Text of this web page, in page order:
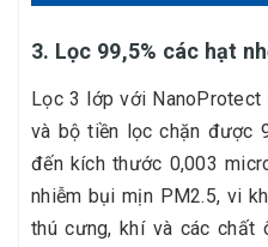
3. Lọc 99,5% các hạt
Lọc 3 lớp với NanoProtect
và bộ tiền lọc chặn được
đến kích thước 0,003
nhiễm bụi mịn PM2.5, vi
thú cưng, khí và các chất